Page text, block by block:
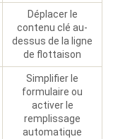
Déplacer le
contenu clé au-
dessus de la ligne
de flottaison
Simplifier le
formulaire ou
activer le
remplissage
automatique